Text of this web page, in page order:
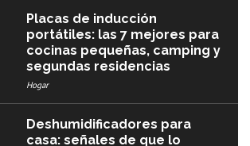
Placas de inducción
portátiles: las 7 mejores para
cocinas pequeñas, camping y
segundas residencias
Hogar
Deshumidificadores para
casa: señales de que lo